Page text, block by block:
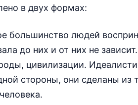
в двух формах:
большинство людей
до них и от них не
цивилизации.
стороны, они сделаны из